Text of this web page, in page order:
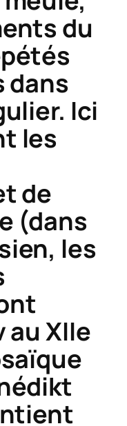
du
dans
Ici
les
de
(dans
les
au XIIe